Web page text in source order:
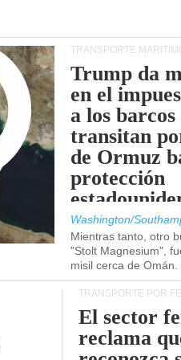
TRANSPORTE
Trump da
en el
a los barcos
transitan
de Ormuz
protección
Washington/
Mientras tanto, otro
"Stolt Magnesium",
misil cerca de Omán.
TRANSPORTE POR
El sector
reclama